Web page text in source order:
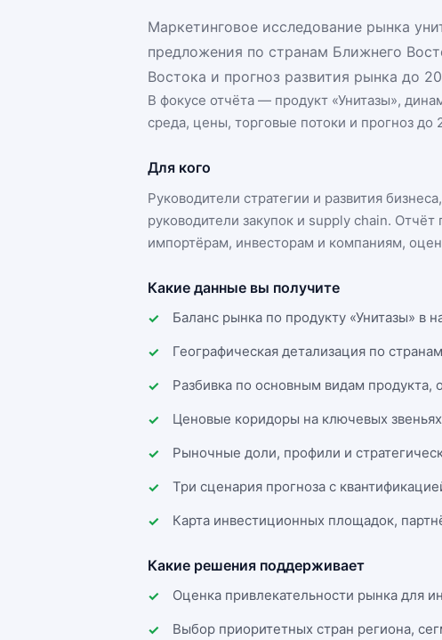
Маркетинговое исследование рынка
предложения по странам Ближнего
Востока и прогноз развития рынка до
В фокусе отчёта — продукт «Унитазы»,
среда, цены, торговые потоки и прогноз до
Для кого
Руководители стратегии и развития
руководители закупок и supply chain.
импортёрам, инвесторам и компаниям,
Какие данные вы получите
Баланс рынка по продукту «Унитазы» в
Географическая детализация по
Разбивка по основным видам продукта,
Ценовые коридоры на ключевых
Рыночные доли, профили и
Три сценария прогноза с
Карта инвестиционных площадок,
Какие решения поддерживает
Оценка привлекательности рынка для
Выбор приоритетных стран региона,